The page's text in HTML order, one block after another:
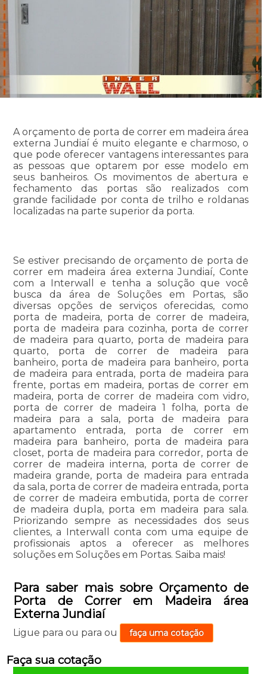
A orçamento de porta de correr em madeira área
externa Jundiaí é muito elegante e charmoso, o
que pode oferecer vantagens interessantes para
as pessoas que optarem por esse modelo em
seus banheiros. Os movimentos de abertura e
fechamento das portas são realizados com
grande facilidade por conta de trilho e roldanas
localizadas na parte superior da porta.
Se estiver precisando de orçamento de porta de
correr em madeira área externa Jundiaí, Conte
com a Interwall e tenha a solução que você
busca da área de Soluções em Portas, são
diversas opções de serviços oferecidas, como
porta de madeira, porta de correr de madeira,
porta de madeira para cozinha, porta de correr
de madeira para quarto, porta de madeira para
quarto, porta de correr de madeira para
banheiro, porta de madeira para banheiro, porta
de madeira para entrada, porta de madeira para
frente, portas em madeira, portas de correr em
madeira, porta de correr de madeira com vidro,
porta de correr de madeira 1 folha, porta de
madeira para a sala, porta de madeira para
apartamento entrada, porta de correr em
madeira para banheiro, porta de madeira para
closet, porta de madeira para corredor, porta de
correr de madeira interna, porta de correr de
madeira grande, porta de madeira para entrada
da sala, porta de correr de madeira entrada, porta
de correr de madeira embutida, porta de correr
de madeira dupla, porta em madeira para sala.
Priorizando sempre as necessidades dos seus
clientes, a Interwall conta com uma equipe de
profissionais aptos a oferecer as melhores
soluções em Soluções em Portas. Saiba mais!
Para saber mais sobre Orçamento de
Porta de Correr em Madeira área
Externa Jundiaí
Ligue para ou para ou faça uma cotação
Faça sua cotação